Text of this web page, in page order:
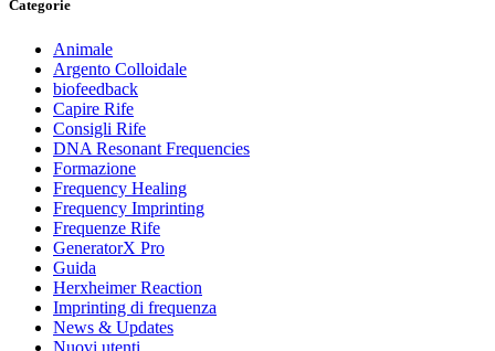
Categorie
Animale
Argento Colloidale
biofeedback
Capire Rife
Consigli Rife
DNA Resonant Frequencies
Formazione
Frequency Healing
Frequency Imprinting
Frequenze Rife
GeneratorX Pro
Guida
Herxheimer Reaction
Imprinting di frequenza
News & Updates
Nuovi utenti